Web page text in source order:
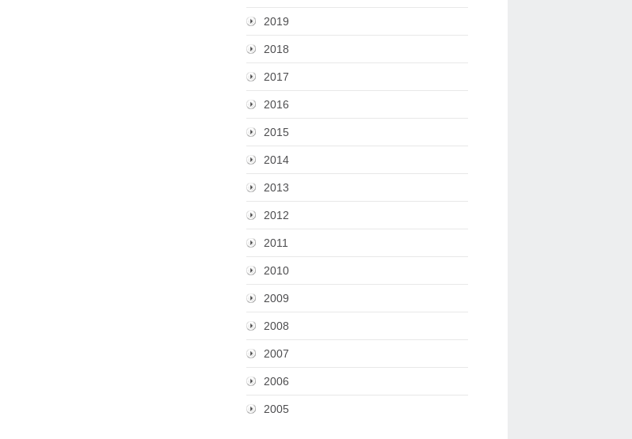
2019
2018
2017
2016
2015
2014
2013
2012
2011
2010
2009
2008
2007
2006
2005